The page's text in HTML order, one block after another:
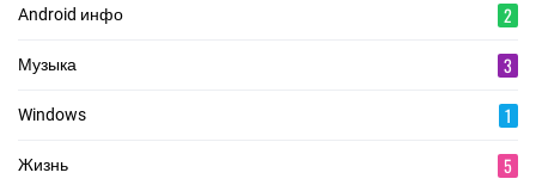
Android инфо 2
Музыка 3
Windows 1
Жизнь 5